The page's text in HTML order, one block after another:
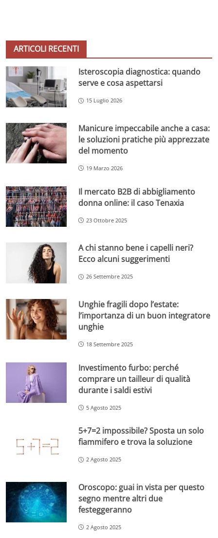
ARTICOLI RECENTI
Isteroscopia diagnostica: quando
serve e cosa aspettarsi
15 Luglio 2026
Manicure impeccabile anche a casa:
le soluzioni pratiche più apprezzate
del momento
19 Marzo 2026
Il mercato B2B di abbigliamento
donna online: il caso Tenaxia
23 Ottobre 2025
A chi stanno bene i capelli neri?
Ecco alcuni suggerimenti
26 Settembre 2025
Unghie fragili dopo l’estate:
l’importanza di un buon integratore
unghie
18 Settembre 2025
Investimento furbo: perché
comprare un tailleur di qualità
durante i saldi estivi
5 Agosto 2025
5+7=2 impossibile? Sposta un solo
fiammifero e trova la soluzione
2 Agosto 2025
Oroscopo: guai in vista per questo
segno mentre altri due
festeggeranno
2 Agosto 2025